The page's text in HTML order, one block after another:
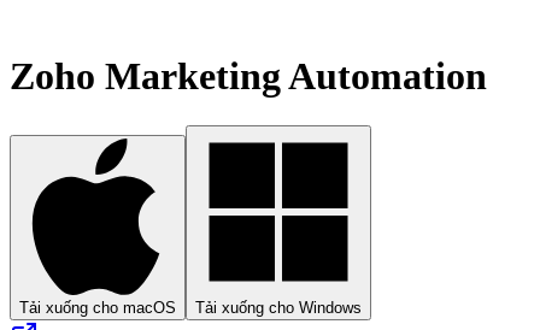
Zoho Marketing Automation
Tải xuống cho macOS Tải xuống cho Windows